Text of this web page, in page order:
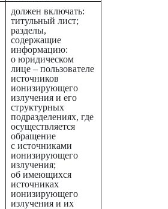
должен включать:
титульный лист;
разделы,
содержащие
информацию:
о юридическом
лице – пользователе
источников
ионизирующего
излучения и его
структурных
подразделениях, где
осуществляется
обращение
с источниками
ионизирующего
излучения;
об имеющихся
источниках
ионизирующего
излучения и их